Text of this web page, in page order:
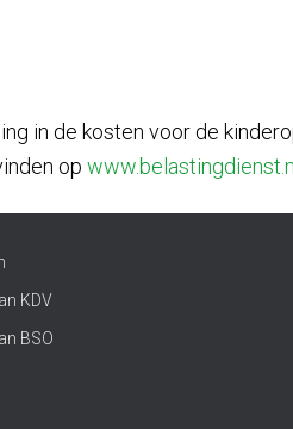
in de kosten voor de
op
KDV
BSO